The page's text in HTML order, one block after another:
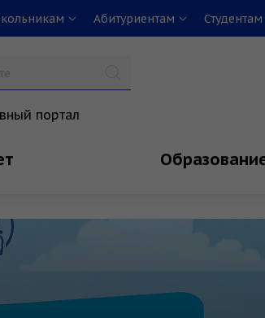
Абитуриентам Студентам
портал